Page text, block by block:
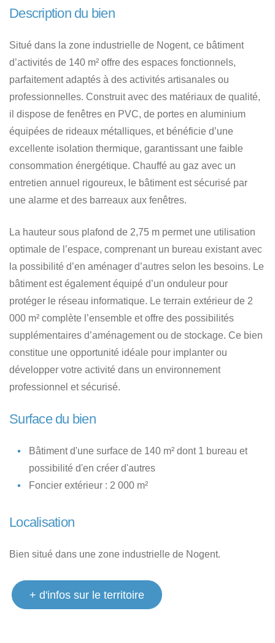
Description du bien
Situé dans la zone industrielle de Nogent, ce bâtiment
d’activités de 140 m² offre des espaces fonctionnels,
parfaitement adaptés à des activités artisanales ou
professionnelles. Construit avec des matériaux de qualité,
il dispose de fenêtres en PVC, de portes en aluminium
équipées de rideaux métalliques, et bénéficie d’une
excellente isolation thermique, garantissant une faible
consommation énergétique. Chauffé au gaz avec un
entretien annuel rigoureux, le bâtiment est sécurisé par
une alarme et des barreaux aux fenêtres.
La hauteur sous plafond de 2,75 m permet une utilisation
optimale de l’espace, comprenant un bureau existant avec
la possibilité d’en aménager d’autres selon les besoins. Le
bâtiment est également équipé d’un onduleur pour
protéger le réseau informatique. Le terrain extérieur de 2
000 m² complète l’ensemble et offre des possibilités
supplémentaires d’aménagement ou de stockage. Ce bien
constitue une opportunité idéale pour implanter ou
développer votre activité dans un environnement
professionnel et sécurisé.
Surface du bien
Bâtiment d'une surface de 140 m² dont 1 bureau et
possibilité d'en créer d'autres
Foncier extérieur : 2 000 m²
Localisation
Bien situé dans une zone industrielle de Nogent.
+ d'infos sur le territoire